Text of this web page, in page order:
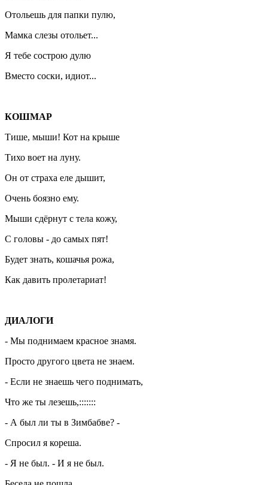
Отольешь для папки пулю,
Мамка слезы отольет...
Я тебе сострою дулю
Вместо соски, идиот...
КОШМАР
Тише, мыши! Кот на крыше
Тихо воет на луну.
Он от страха еле дышит,
Очень боязно ему.
Мыши сдёрнут с тела кожу,
С головы - до самых пят!
Будет знать, кошачья рожа,
Как давить пролетариат!
ДИАЛОГИ
- Мы поднимаем красное знамя.
Просто другого цвета не знаем.
- Если не знаешь чего поднимать,
Что же ты лезешь,:::::::
- А был ли ты в Зимбабве? -
Спросил я кореша.
- Я не был. - И я не был.